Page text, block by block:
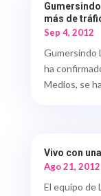
más de
Sep 4, 2012
Gumersindo
ha
Medios, se
Vivo con
Ago 21, 2012
El equipo de